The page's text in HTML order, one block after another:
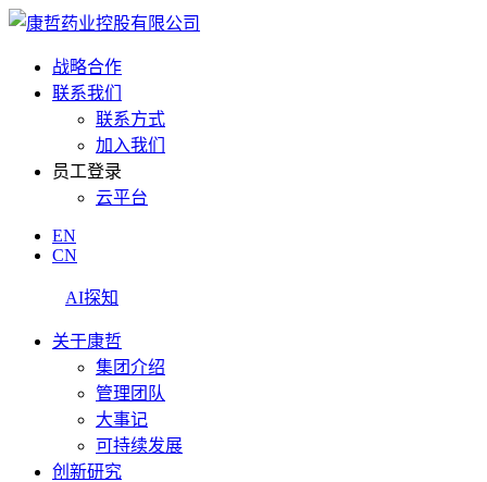
战略合作
联系我们
联系方式
加入我们
员工登录
云平台
EN
CN
AI探知
关于康哲
集团介绍
管理团队
大事记
可持续发展
创新研究